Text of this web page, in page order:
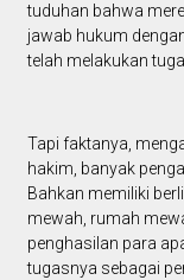
tuduhan bahwa
jawab hukum
telah melakukan
Tapi faktanya,
hakim, banyak
Bahkan memiliki
mewah, rumah
penghasilan para
tugasnya sebagai